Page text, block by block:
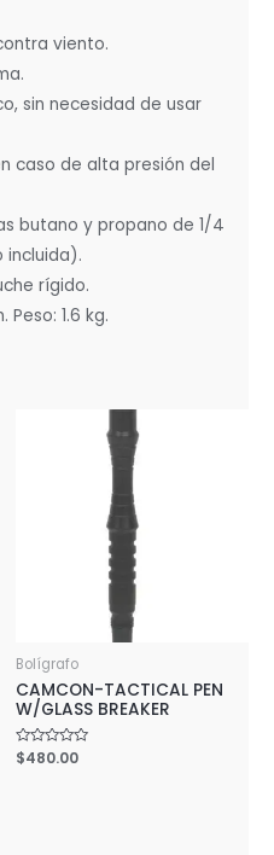
viento.
sin necesidad de usar
caso de alta presión del
butano y propano de 1/4
incluida).
rígido.
Peso: 1.6 kg.
Bolígrafo
CAMCON-TACTICAL PEN
W/GLASS BREAKER
Rated
0
$480.00